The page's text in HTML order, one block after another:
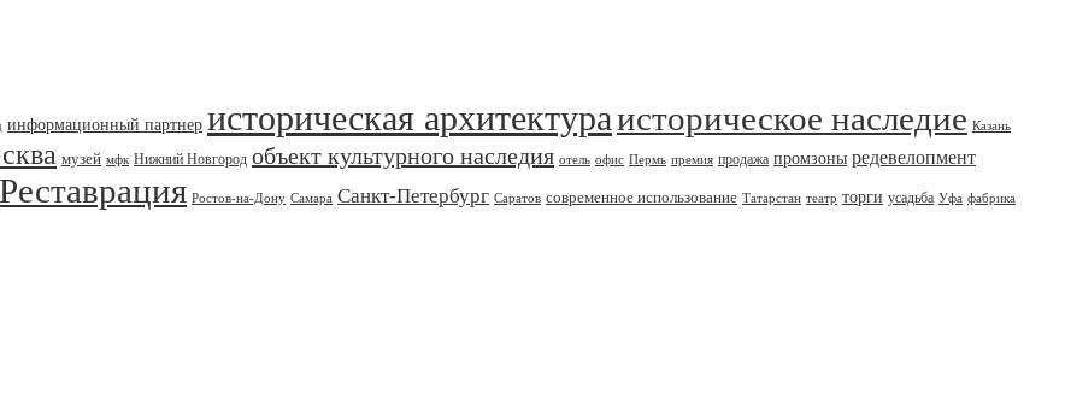
информационный партнер историческая архитектураисторическое наследие Казань
музей мфк Нижний Новгород объект культурного наследия отель офис Пермь премия продажа промзоны редевелопмент
Реставрация Ростов-на-Дону Самара Санкт-Петербург Саратов современное использование Татарстан театр торги усадьба Уфа фабрика